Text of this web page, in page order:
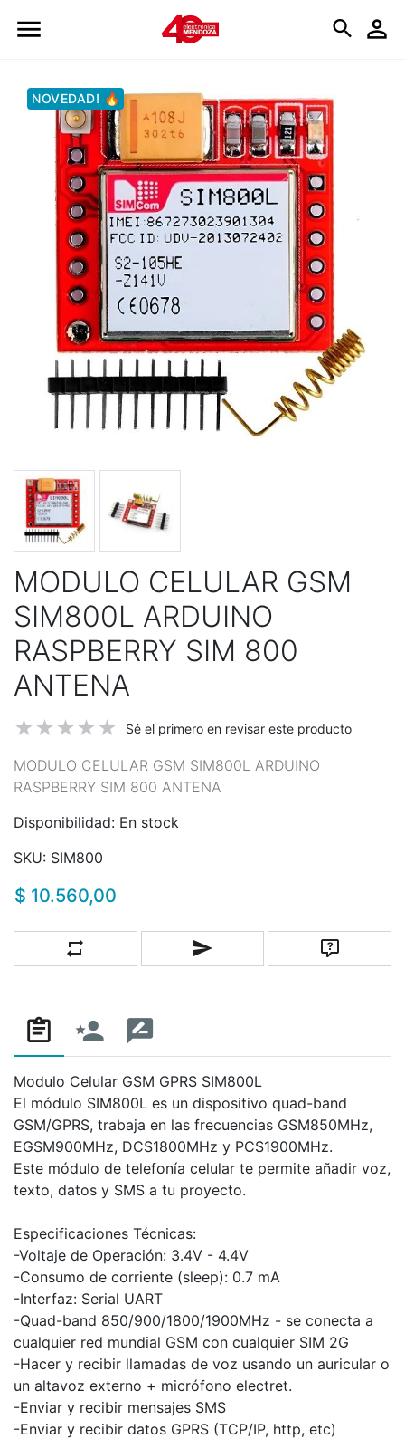
NOVEDAD! 🔥
MODULO CELULAR GSM
SIM800L ARDUINO
RASPBERRY SIM 800
ANTENA
Sé el primero en revisar este producto
MODULO CELULAR GSM SIM800L ARDUINO
RASPBERRY SIM 800 ANTENA
Disponibilidad: En stock
SKU: SIM800
$ 10.560,00
Añadir a la lista de comparaciónEscribe un correo a un amigo
Pregunta
Modulo Celular GSM GPRS SIM800L
El módulo SIM800L es un dispositivo quad-band
GSM/GPRS, trabaja en las frecuencias GSM850MHz,
EGSM900MHz, DCS1800MHz y PCS1900MHz.
Este módulo de telefonía celular te permite añadir voz,
texto, datos y SMS a tu proyecto.
Especificaciones Técnicas:
-Voltaje de Operación: 3.4V - 4.4V
-Consumo de corriente (sleep): 0.7 mA
-Interfaz: Serial UART
-Quad-band 850/900/1800/1900MHz - se conecta a
cualquier red mundial GSM con cualquier SIM 2G
-Hacer y recibir llamadas de voz usando un auricular o
un altavoz externo + micrófono electret.
-Enviar y recibir mensajes SMS
-Enviar y recibir datos GPRS (TCP/IP, http, etc)